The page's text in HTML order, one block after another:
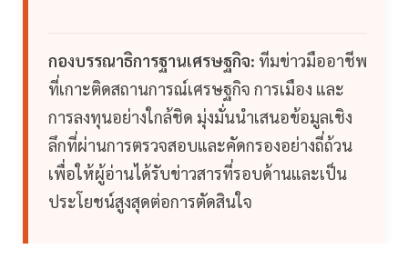
กองบรรณาธิการฐานเศรษฐกิจ: ทีมข่าวมืออาชีพ
ที่เกาะติดสถานการณ์เศรษฐกิจ การเมือง และ
การลงทุนอย่างใกล้ชิด มุ่งมั่นนำเสนอข้อมูลเชิง
ลึกที่ผ่านการตรวจสอบและคัดกรองอย่างถี่ถ้วน
เพื่อให้ผู้อ่านได้รับข่าวสารที่รอบด้านและเป็น
ประโยชน์สูงสุดต่อการตัดสินใจ